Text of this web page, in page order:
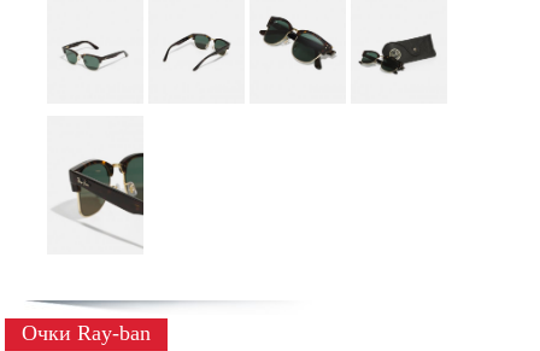
Очки Ray-ban